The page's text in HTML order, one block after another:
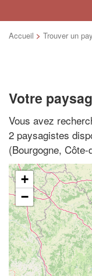
Accueil > Trouver un
Votre
Vous avez
2 paysagistes
(Bourgogne, Côte-
+
−